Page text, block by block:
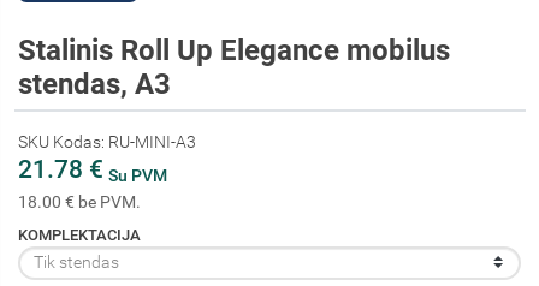
Stalinis Roll Up Elegance mobilus
stendas, A3
SKU Kodas: RU-MINI-A3
21.78 € Su PVM
18.00 € be PVM.
KOMPLEKTACIJA